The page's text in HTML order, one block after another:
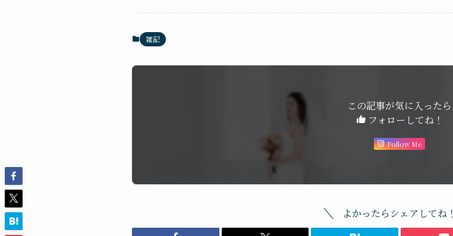
雑記
この記事が気に入ったら
フォローしてね！
Follow Me
よかったらシェアしてね！